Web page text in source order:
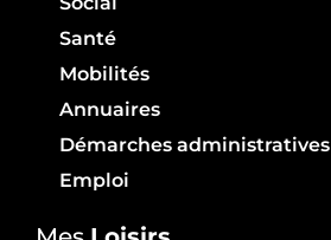
Santé
Mobilités
Annuaires
Démarches administratives
Emploi